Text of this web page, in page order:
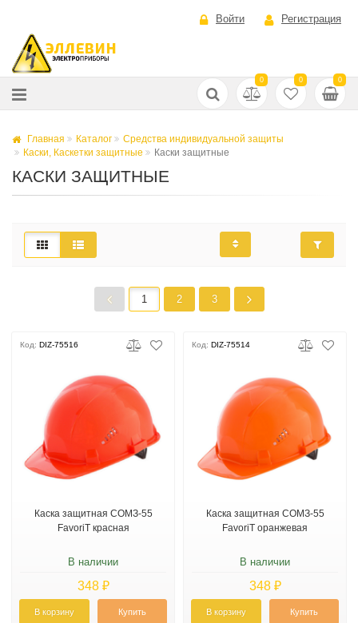
Войти Регистрация
0 0 0
Главная Каталог
Средства индивидуальной защиты
Каски, Каскетки защитные
Каски защитные
КАСКИ ЗАЩИТНЫЕ
1 2 3
Код: DIZ-75516
Каска защитная СОМЗ-55
FavoriT красная
В наличии
348 ₽
В корзину Купить
Код: DIZ-75514
Каска защитная СОМЗ-55
FavoriT оранжевая
В наличии
348 ₽
В корзину Купить